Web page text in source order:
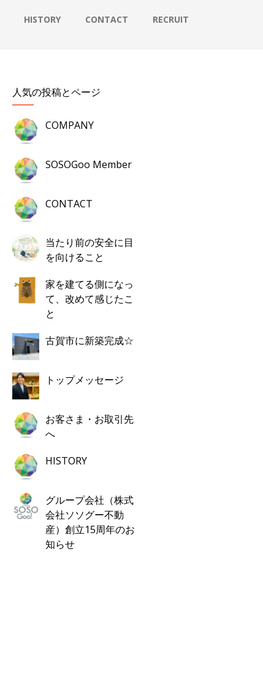
HISTORY CONTACT RECRUIT
人気の投稿とページ
COMPANY
SOSOGoo Member
CONTACT
当たり前の安全に目
を向けること
家を建てる側になっ
て、改めて感じたこ
と
古賀市に新築完成☆
トップメッセージ
お客さま・お取引先
へ
HISTORY
グループ会社（株式
会社ソソグー不動
産）創立15周年のお
知らせ